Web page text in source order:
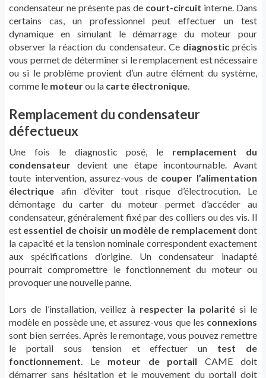
condensateur ne présente pas de court-circuit interne. Dans
certains cas, un professionnel peut effectuer un test
dynamique en simulant le démarrage du moteur pour
observer la réaction du condensateur. Ce diagnosticprécis
vous permet de déterminer si le remplacement est nécessaire
ou si le problème provient d’un autre élément du système,
comme le moteurou la carte électronique.
Remplacement du condensateur
défectueux
Une fois le diagnostic posé, le remplacement du
condensateur devient une étape incontournable. Avant
toute intervention, assurez-vous de couper l’alimentation
électrique afin d’éviter tout risque d’électrocution. Le
démontage du carter du moteur permet d’accéder au
condensateur, généralement fixé par des colliers ou des vis. Il
est essentiel de choisir un modèle de remplacement dont
la capacité et la tension nominale correspondent exactement
aux spécifications d’origine. Un condensateur inadapté
pourrait compromettre le fonctionnement du moteur ou
provoquer une nouvelle panne.
Lors de l’installation, veillez à respecter la polarité si le
modèle en possède une, et assurez-vous que les connexions
sont bien serrées. Après le remontage, vous pouvez remettre
le portail sous tension et effectuer un test de
fonctionnement. Le moteur de portail CAME doit
démarrer sans hésitation et le mouvement du portail doit